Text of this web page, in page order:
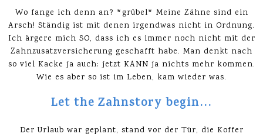
Wo fange ich denn an? *grübel* Meine Zähne sind ein
Arsch! Ständig ist mit denen irgendwas nicht in Ordnung.
Ich ärgere mich SO, dass ich es immer noch nicht mit der
Zahnzusatzversicherung geschafft habe. Man denkt nach
so viel Kacke ja auch: jetzt KANN ja nichts mehr kommen.
Wie es aber so ist im Leben, kam wieder was.
Let the Zahnstory begin…
Der Urlaub war geplant, stand vor der Tür, die Koffer